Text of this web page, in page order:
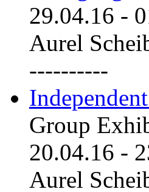
29.04.16 -
Aurel
----------
Group
20.04.16 -
Aurel